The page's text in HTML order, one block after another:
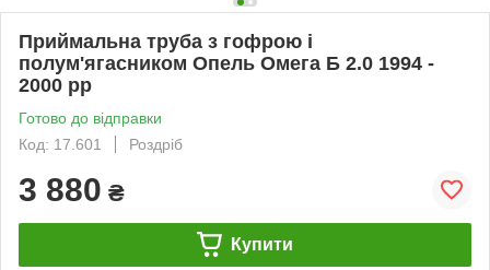
Приймальна труба з гофрою і
полум'ягасником Опель Омега Б 2.0 1994 -
2000 рр
Готово до відправки
Код: 17.601
Роздріб
3 880 ₴
Купити